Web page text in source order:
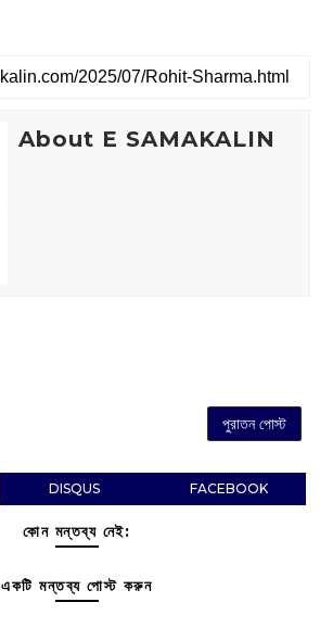
About E SAMAKALIN
পুরাতন পোস্ট
DISQUS FACEBOOK
কোন মন্তব্য নেই:
একটি মন্তব্য পোস্ট করুন